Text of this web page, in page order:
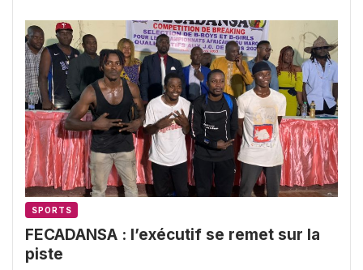
SPORTS
FECADANSA : l’exécutif se remet sur la
piste